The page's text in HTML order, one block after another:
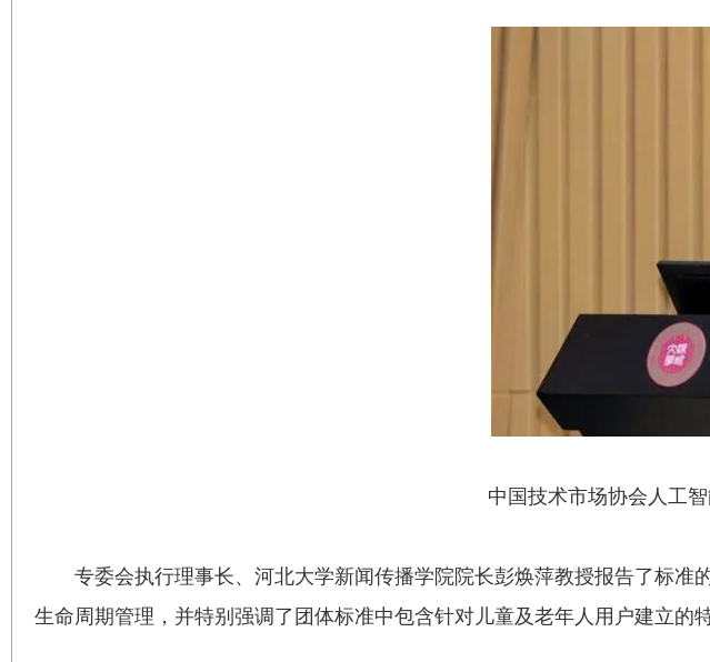
中国技术市场协会人工
专委会执行理事长、河北大学新闻传播学院院长彭焕萍教授报告了标
生命周期管理，并特别强调了团体标准中包含针对儿童及老年人用户建立的